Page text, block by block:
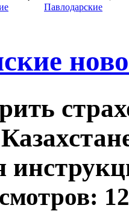
Павлодарские